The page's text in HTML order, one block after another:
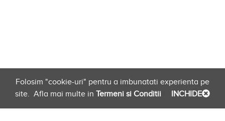
Folosim "cookie-uri" pentru a imbunatati experienta pe
site. Afla mai multe in Termeni si Conditii INCHIDE